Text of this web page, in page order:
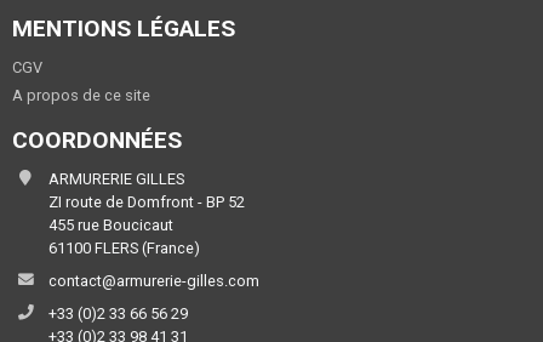
MENTIONS LÉGALES
CGV
A propos de ce site
COORDONNÉES
ARMURERIE GILLES
ZI route de Domfront - BP 52
455 rue Boucicaut
61100 FLERS (France)
contact@armurerie-gilles.com
+33 (0)2 33 66 56 29
+33 (0)2 33 98 41 31